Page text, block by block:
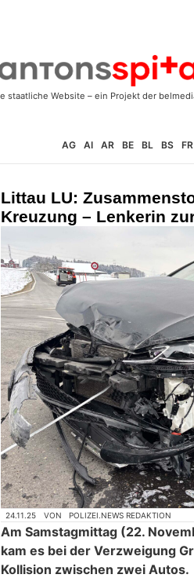
AG AI AR BE BL BS FR
Littau LU:
Kreuzung – Lenkerin
24.11.25 VON POLIZEI.NEWS REDAKTION
Am Samstagmittag (22.
kam es bei der Verzweigung
Kollision zwischen zwei Autos.